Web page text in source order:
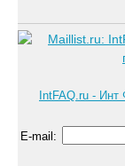
IntFAQ.ru -
E-mail :